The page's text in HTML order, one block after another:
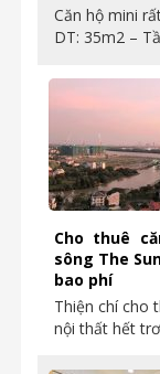
Căn hộ mini
DT: 35m2 –
Cho thuê
sông The
bao phí
Thiện chí cho
nội thất hết